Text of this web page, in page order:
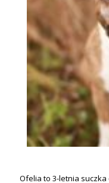
Ofelia to 3-letnia